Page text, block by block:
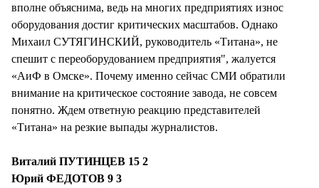
вполне объяснима, ведь на многих предприятиях износ
оборудования достиг критических масштабов. Однако
Михаил СУТЯГИНСКИЙ, руководитель «Титана», не
спешит с переоборудованием предприятия", жалуется
«АиФ в Омске». Почему именно сейчас СМИ обратили
внимание на критическое состояние завода, не совсем
понятно. Ждем ответную реакцию представителей
«Титана» на резкие выпады журналистов.
Виталий ПУТИНЦЕВ 15 2
Юрий ФЕДОТОВ 9 3